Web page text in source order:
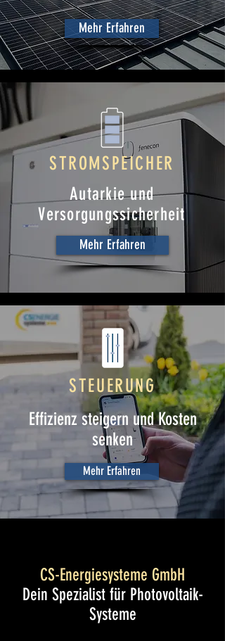
Mehr Erfahren
STROMSPEICHER
Autarkie und
Versorgungssicherheit
Mehr Erfahren
STEUERUNG
Effizienz steigern und Kosten
senken
Mehr Erfahren
CS-Energiesysteme GmbH
Dein Spezialist für Photovoltaik-
Systeme